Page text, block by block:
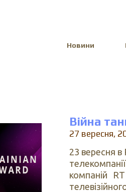
Новини
Війна
27 вересня,
23 вересня в
компаній